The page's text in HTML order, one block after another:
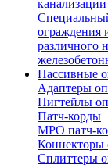
канализации
ограждения
различного
Пассивные
Адаптеры
Пигтейлы
Патч-корды
MPO патч-
Коннекторы
Сплиттеры